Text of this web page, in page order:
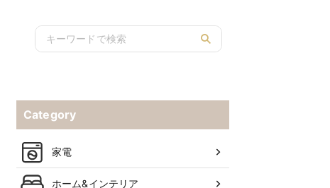
Category
家電
ホーム&インテリア